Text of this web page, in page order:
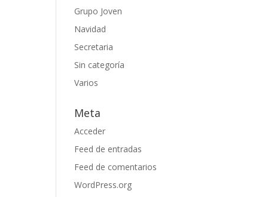
Grupo Joven
Navidad
Secretaria
Sin categoría
Varios
Meta
Acceder
Feed de entradas
Feed de comentarios
WordPress.org